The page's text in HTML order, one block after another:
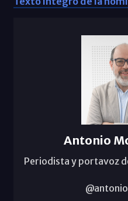
Antonio
Periodista y portavoz